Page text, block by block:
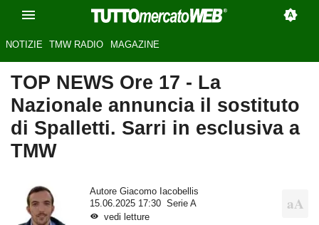
NOTIZIE TMW RADIO MAGAZINE
TOP NEWS Ore 17 - La
Nazionale annuncia il sostituto
di Spalletti. Sarri in esclusiva a
TMW
Autore Giacomo Iacobellis
15.06.2025 17:30
Serie A
vedi letture